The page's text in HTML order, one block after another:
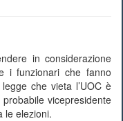
in considerazione
i funzionari che fanno
che vieta l’UOC è
vicepresidente
le elezioni.